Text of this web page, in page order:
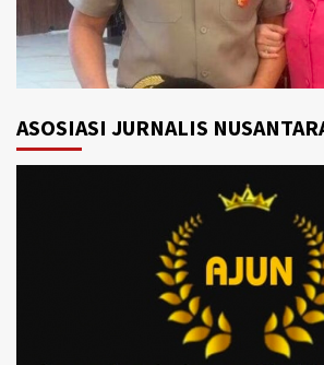
ASOSIASI JURNALIS